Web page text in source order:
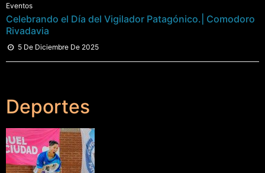
Eventos
Celebrando el Día del Vigilador Patagónico.| Comodoro
Rivadavia
5 De Diciembre De 2025
Deportes